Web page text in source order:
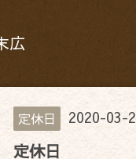
広
定休日 2020-03-
定休日